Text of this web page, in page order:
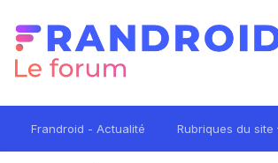
Frandroid - Actualité Rubriques du site